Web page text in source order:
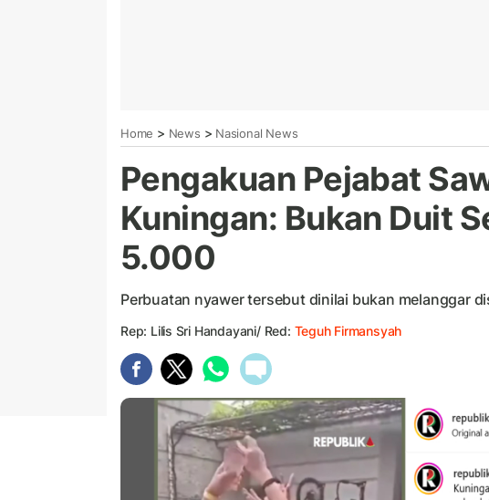
Home > News > Nasional News
Pengakuan Pejabat
Kuningan: Bukan Duit
5.000
Perbuatan nyawer tersebut dinilai bukan melanggar
Rep: Lilis Sri Handayani/ Red: Teguh Firmansyah